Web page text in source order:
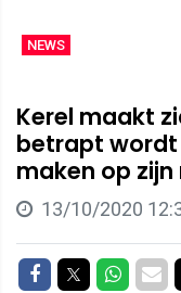
NEWS
Kerel maakt
betrapt wordt
maken op
13/10/2020
Delen opDelen op
Delen